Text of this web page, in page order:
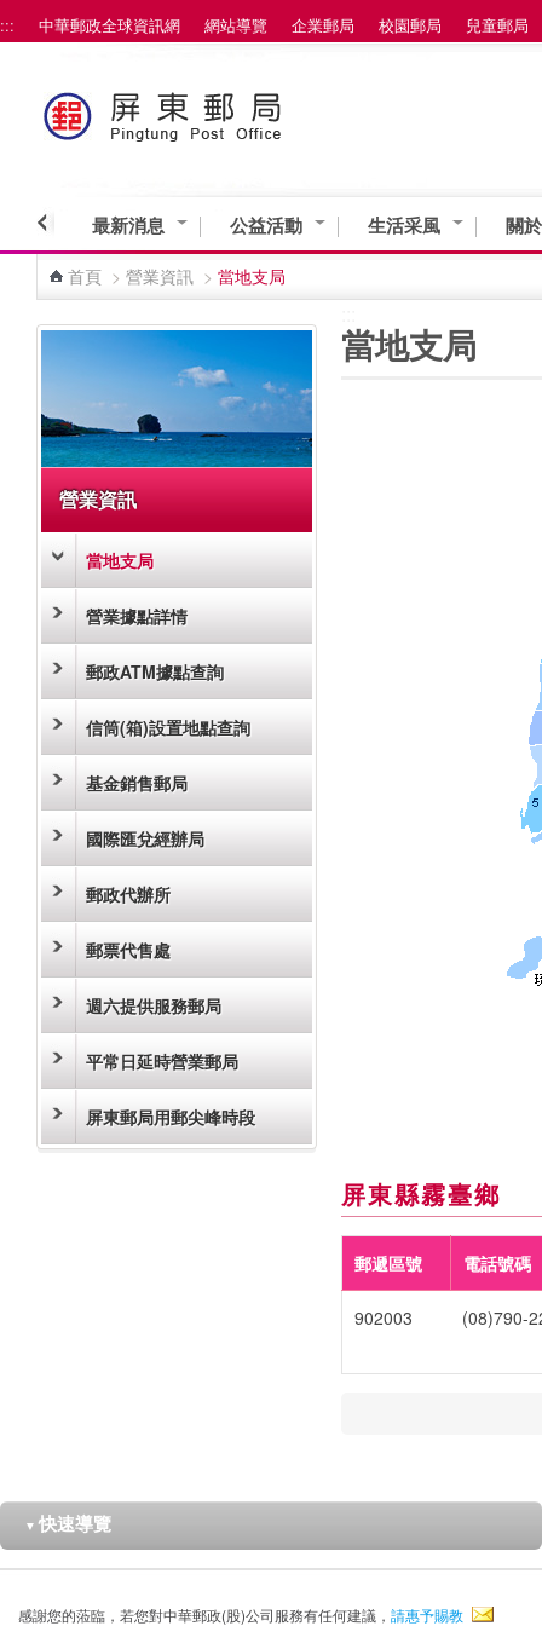
跳到主要內容區塊
::: 中華郵政全球資訊網 網站導覽 企業郵局 校園郵局 兒童郵局
最新消息 公益活動 生活采風 關
首頁 > 營業資訊 > 當地支局
營業資訊
當地支局
營業據點詳情
郵政ATM據點查詢
信筒(箱)設置地點查詢
基金銷售郵局
國際匯兌經辦局
郵政代辦所
郵票代售處
週六提供服務郵局
平常日延時營業郵局
屏東郵局用郵尖峰時段
當地支局
屏東縣霧臺鄉
郵遞區號 電話號碼
902003 (08)790-
▼ 快速導覽
感謝您的蒞臨，若您對中華郵政(股)公司服務有任何建議， 請惠予賜教